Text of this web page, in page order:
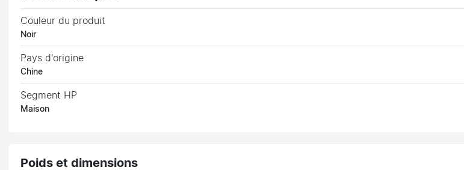
Couleur du produit
Noir
Pays d'origine
Chine
Segment HP
Maison
Poids et dimensions